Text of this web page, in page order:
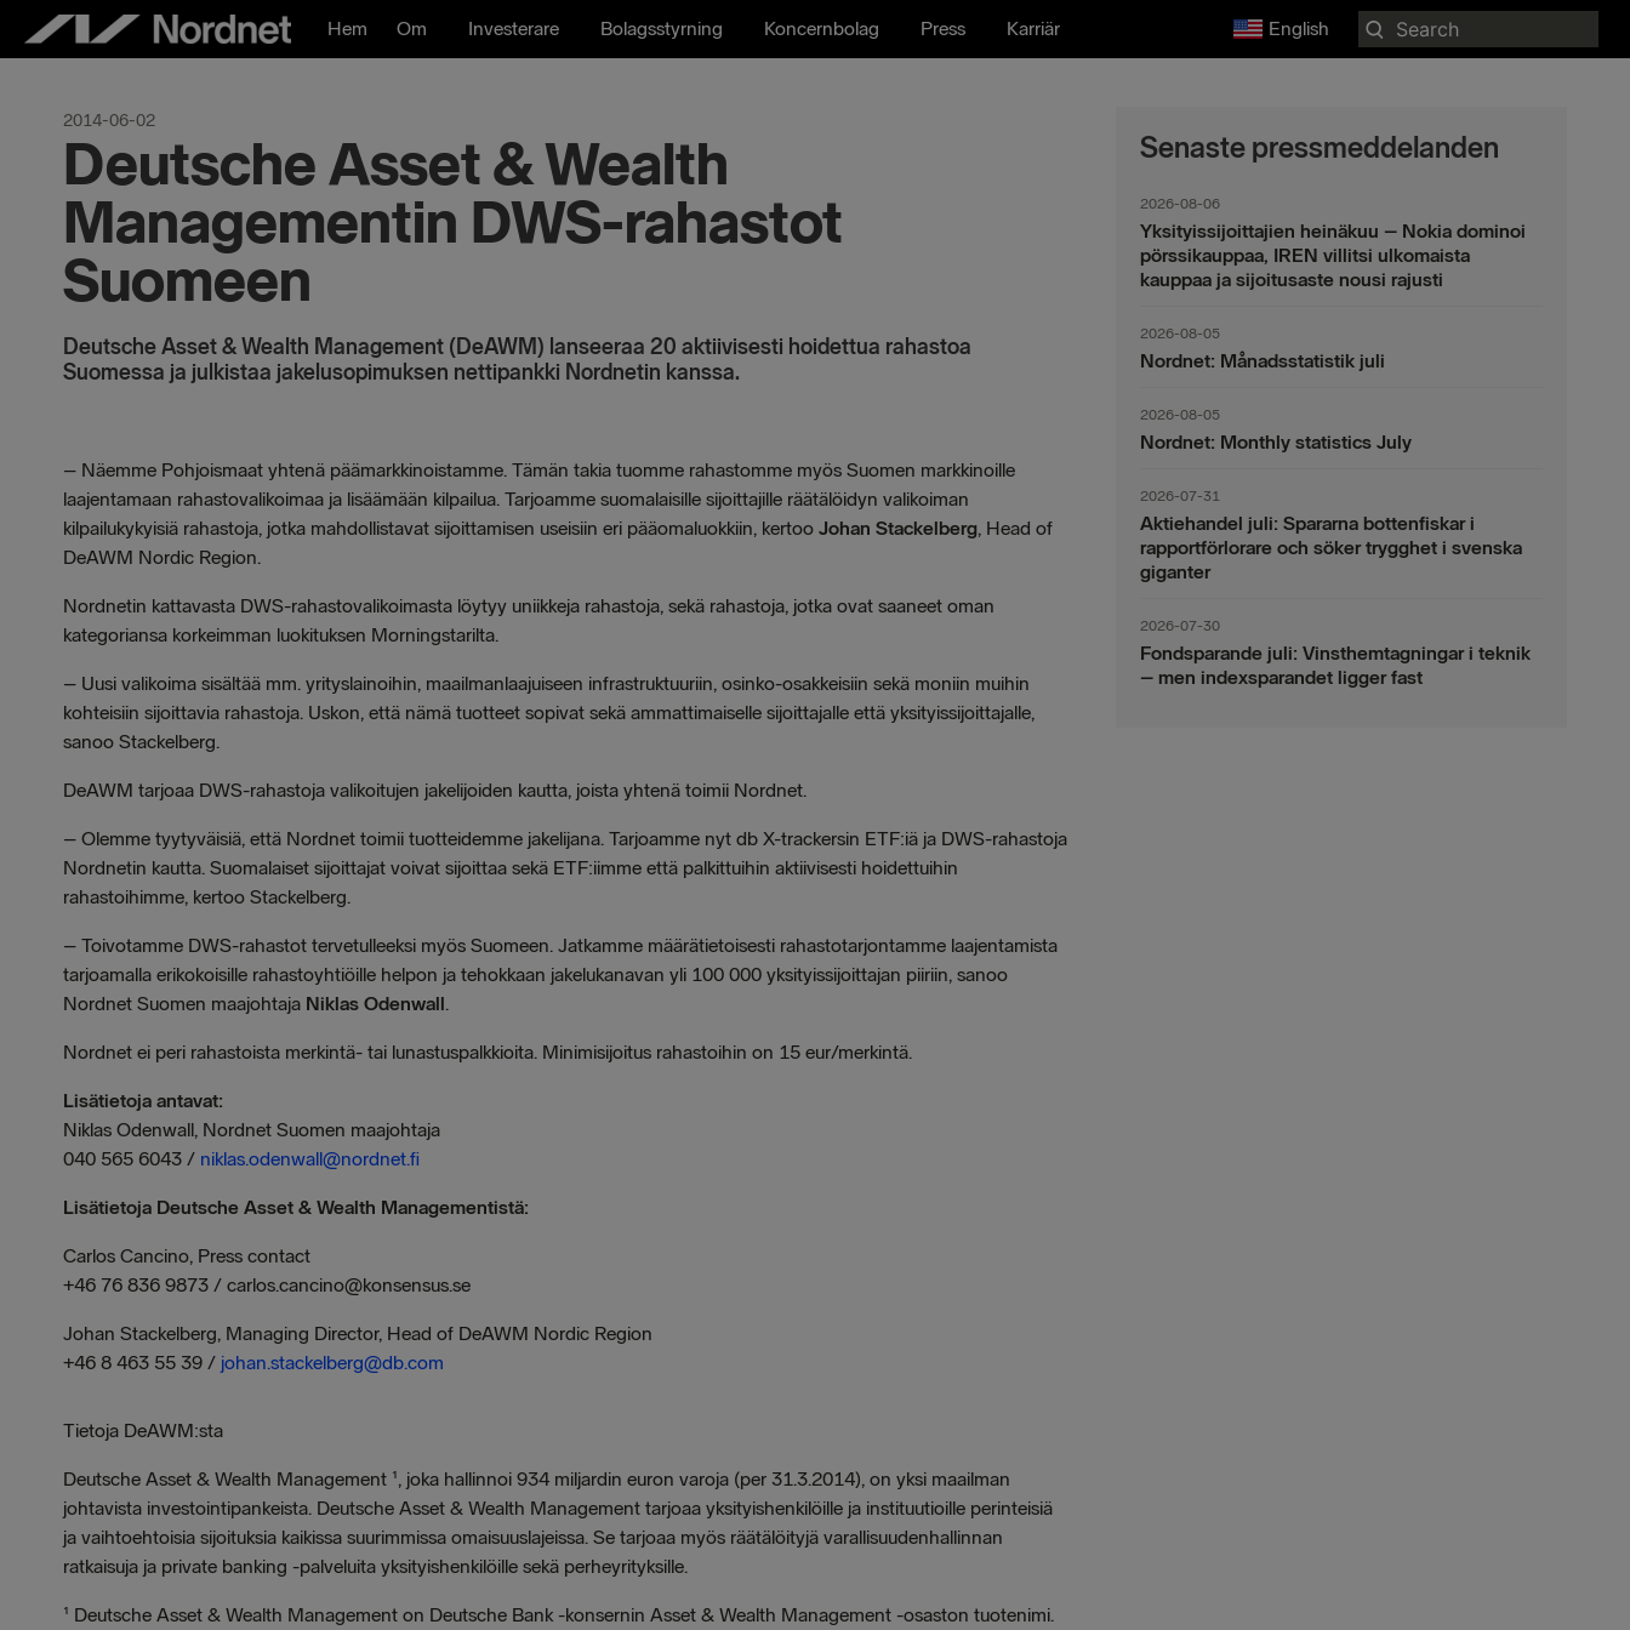
Hoppa
Hem Om Investerare Bolagsstyrning Koncernbolag Press Karriär English
Search
for:
2014-06-02
Deutsche Asset & Wealth
Managementin DWS-rahastot
Suomeen
Deutsche Asset & Wealth Management (DeAWM) lanseeraa 20 aktiivisesti hoidettua rahastoa
Suomessa ja julkistaa jakelusopimuksen nettipankki Nordnetin kanssa.
– Näemme Pohjoismaat yhtenä päämarkkinoistamme. Tämän takia tuomme rahastomme myös Suomen markkinoille
laajentamaan rahastovalikoimaa ja lisäämään kilpailua. Tarjoamme suomalaisille sijoittajille räätälöidyn valikoiman
kilpailukykyisiä rahastoja, jotka mahdollistavat sijoittamisen useisiin eri pääomaluokkiin, kertoo Johan Stackelberg, Head of
DeAWM Nordic Region.
Nordnetin kattavasta DWS-rahastovalikoimasta löytyy uniikkeja rahastoja, sekä rahastoja, jotka ovat saaneet oman
kategoriansa korkeimman luokituksen Morningstarilta.
– Uusi valikoima sisältää mm. yrityslainoihin, maailmanlaajuiseen infrastruktuuriin, osinko-osakkeisiin sekä moniin muihin
kohteisiin sijoittavia rahastoja. Uskon, että nämä tuotteet sopivat sekä ammattimaiselle sijoittajalle että yksityissijoittajalle,
sanoo Stackelberg.
DeAWM tarjoaa DWS-rahastoja valikoitujen jakelijoiden kautta, joista yhtenä toimii Nordnet.
– Olemme tyytyväisiä, että Nordnet toimii tuotteidemme jakelijana. Tarjoamme nyt db X-trackersin ETF:iä ja DWS-rahastoja
Nordnetin kautta. Suomalaiset sijoittajat voivat sijoittaa sekä ETF:iimme että palkittuihin aktiivisesti hoidettuihin
rahastoihimme, kertoo Stackelberg.
– Toivotamme DWS-rahastot tervetulleeksi myös Suomeen. Jatkamme määrätietoisesti rahastotarjontamme laajentamista
tarjoamalla erikokoisille rahastoyhtiöille helpon ja tehokkaan jakelukanavan yli 100 000 yksityissijoittajan piiriin, sanoo
Nordnet Suomen maajohtaja Niklas Odenwall.
Nordnet ei peri rahastoista merkintä- tai lunastuspalkkioita. Minimisijoitus rahastoihin on 15 eur/merkintä.
Lisätietoja antavat:
Niklas Odenwall, Nordnet Suomen maajohtaja
040 565 6043 / niklas.odenwall@nordnet.fi
Lisätietoja Deutsche Asset & Wealth Managementistä:
Carlos Cancino, Press contact
+46 76 836 9873 / carlos.cancino@konsensus.se
Johan Stackelberg, Managing Director, Head of DeAWM Nordic Region
+46 8 463 55 39 / johan.stackelberg@db.com
Tietoja DeAWM:sta
Deutsche Asset & Wealth Management ¹, joka hallinnoi 934 miljardin euron varoja (per 31.3.2014), on yksi maailman
johtavista investointipankeista. Deutsche Asset & Wealth Management tarjoaa yksityishenkilöille ja instituutioille perinteisiä
ja vaihtoehtoisia sijoituksia kaikissa suurimmissa omaisuuslajeissa. Se tarjoaa myös räätälöityjä varallisuudenhallinnan
ratkaisuja ja private banking -palveluita yksityishenkilöille sekä perheyrityksille.
¹ Deutsche Asset & Wealth Management on Deutsche Bank -konsernin Asset & Wealth Management -osaston tuotenimi.
Senaste pressmeddelanden
2026-08-06
Yksityissijoittajien heinäkuu – Nokia dominoi
pörssikauppaa, IREN villitsi ulkomaista
kauppaa ja sijoitusaste nousi rajusti
2026-08-05
Nordnet: Månadsstatistik juli
2026-08-05
Nordnet: Monthly statistics July
2026-07-31
Aktiehandel juli: Spararna bottenfiskar i
rapportförlorare och söker trygghet i svenska
giganter
2026-07-30
Fondsparande juli: Vinsthemtagningar i teknik
– men indexsparandet ligger fast